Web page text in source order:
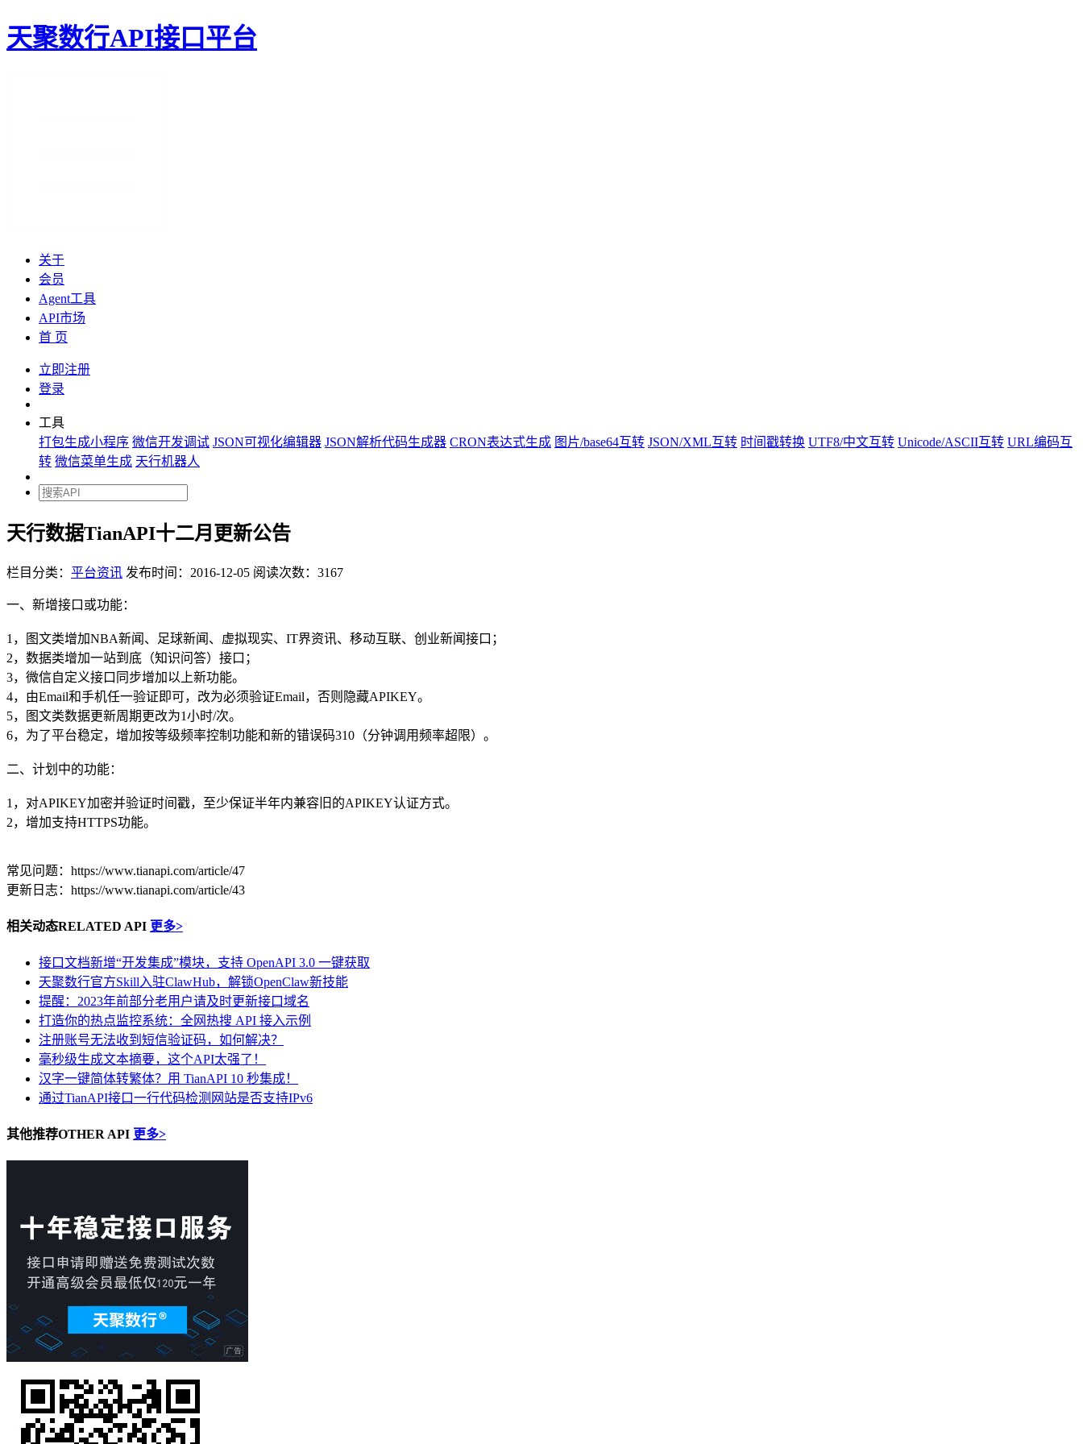
天聚数行API接口平台
关于
会员
Agent工具
API市场
首 页
立即注册
登录
工具
打包生成小程序 微信开发调试 JSON可视化编辑器 JSON解析代码生成器 CRON表达式生成 图片/base64互转 JSON/XML互转 时间戳转换 UTF8/中文互转 Unicode/ASCII互转 URL编码互
转 微信菜单生成 天行机器人
天行数据TianAPI十二月更新公告
栏目分类： 平台资讯 发布时间：2016-12-05 阅读次数：3167
一、新增接口或功能：
1，图文类增加NBA新闻、足球新闻、虚拟现实、IT界资讯、移动互联、创业新闻接口；
2，数据类增加一站到底（知识问答）接口；
3，微信自定义接口同步增加以上新功能。
4，由Email和手机任一验证即可，改为必须验证Email，否则隐藏APIKEY。
5，图文类数据更新周期更改为1小时/次。
6，为了平台稳定，增加按等级频率控制功能和新的错误码310（分钟调用频率超限）。
二、计划中的功能：
1，对APIKEY加密并验证时间戳，至少保证半年内兼容旧的APIKEY认证方式。
2，增加支持HTTPS功能。
常见问题：https://www.tianapi.com/article/47
更新日志：https://www.tianapi.com/article/43
相关动态RELATED API 更多>
接口文档新增“开发集成”模块，支持 OpenAPI 3.0 一键获取
天聚数行官方Skill入驻ClawHub，解锁OpenClaw新技能
提醒：2023年前部分老用户请及时更新接口域名
打造你的热点监控系统：全网热搜 API 接入示例
注册账号无法收到短信验证码，如何解决？
毫秒级生成文本摘要，这个API太强了！
汉字一键简体转繁体？用 TianAPI 10 秒集成！
通过TianAPI接口一行代码检测网站是否支持IPv6
其他推荐OTHER API 更多>